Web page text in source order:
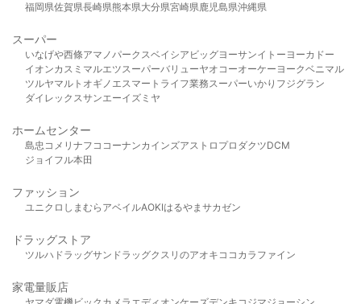
福岡県佐賀県長崎県熊本県大分県宮崎県鹿児島県沖縄県
スーパー
いなげや西條アマノパークスベイシア ビッグヨーサンイトーヨーカドー
イオンカスミ マルエツスーパーバリューヤオコーオーケー ヨークベニマル
ツルヤマルト オギノ エスマート ライフ業務スーパーいかり フジグラン
ダイレックスサンエーイズミヤ
ホームセンター
島忠 コメリ ナフコ コーナンカインズアストロプロダクツDCM
ジョイフル本田
ファッション
ユニクロ しまむら アベイルAOKIはるやま サカゼン
ドラッグストア
ツルハドラッグサンドラッグクスリのアオキ ココカラファイン
家電量販店